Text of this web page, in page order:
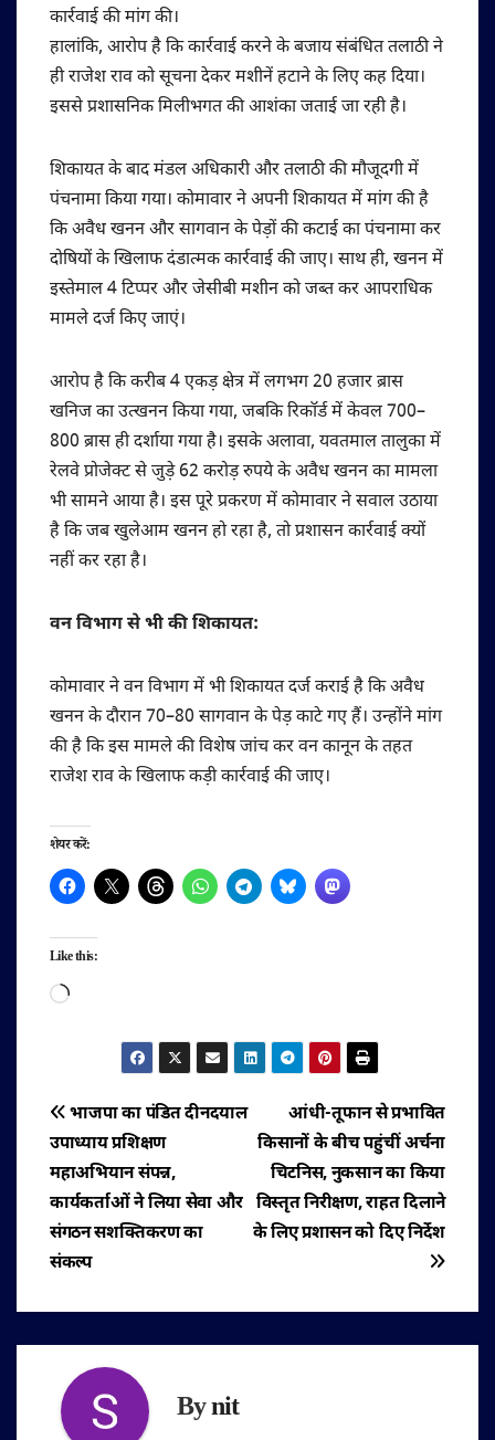
कार्रवाई की मांग की।
हालांकि, आरोप है कि कार्रवाई करने के बजाय संबंधित तलाठी ने
ही राजेश राव को सूचना देकर मशीनें हटाने के लिए कह दिया।
इससे प्रशासनिक मिलीभगत की आशंका जताई जा रही है।
शिकायत के बाद मंडल अधिकारी और तलाठी की मौजूदगी में
पंचनामा किया गया। कोमावार ने अपनी शिकायत में मांग की है
कि अवैध खनन और सागवान के पेड़ों की कटाई का पंचनामा कर
दोषियों के खिलाफ दंडात्मक कार्रवाई की जाए। साथ ही, खनन में
इस्तेमाल 4 टिप्पर और जेसीबी मशीन को जब्त कर आपराधिक
मामले दर्ज किए जाएं।
आरोप है कि करीब 4 एकड़ क्षेत्र में लगभग 20 हजार ब्रास
खनिज का उत्खनन किया गया, जबकि रिकॉर्ड में केवल 700–
800 ब्रास ही दर्शाया गया है। इसके अलावा, यवतमाल तालुका में
रेलवे प्रोजेक्ट से जुड़े 62 करोड़ रुपये के अवैध खनन का मामला
भी सामने आया है। इस पूरे प्रकरण में कोमावार ने सवाल उठाया
है कि जब खुलेआम खनन हो रहा है, तो प्रशासन कार्रवाई क्यों
नहीं कर रहा है।
वन विभाग से भी की शिकायत:
कोमावार ने वन विभाग में भी शिकायत दर्ज कराई है कि अवैध
खनन के दौरान 70–80 सागवान के पेड़ काटे गए हैं। उन्होंने मांग
की है कि इस मामले की विशेष जांच कर वन कानून के तहत
राजेश राव के खिलाफ कड़ी कार्रवाई की जाए।
शेयर करें:
Like this:
Loading…
पोस्ट
नेविगेशन
आंधी-तूफान से प्रभावित
किसानों के बीच पहुंचीं अर्चना
चिटनिस, नुकसान का किया
विस्तृत निरीक्षण, राहत दिलाने
के लिए प्रशासन को दिए निर्देश
भाजपा का पंडित दीनदयाल
उपाध्याय प्रशिक्षण
महाअभियान संपन्न,
कार्यकर्ताओं ने लिया सेवा और
संगठन सशक्तिकरण का
संकल्प
Bynit